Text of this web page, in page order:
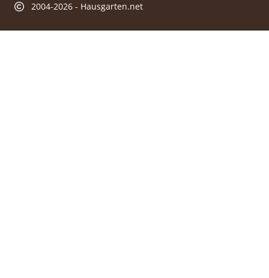
2004-2026 - Hausgarten.net